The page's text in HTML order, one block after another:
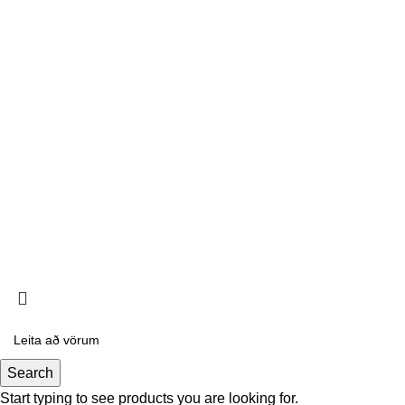
Search
Start typing to see products you are looking for.